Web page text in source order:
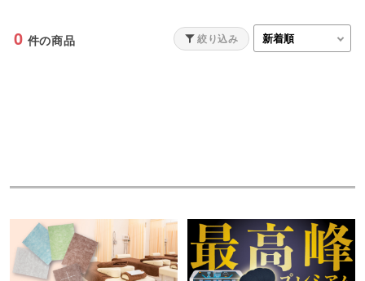
0 件の商品 絞り込み